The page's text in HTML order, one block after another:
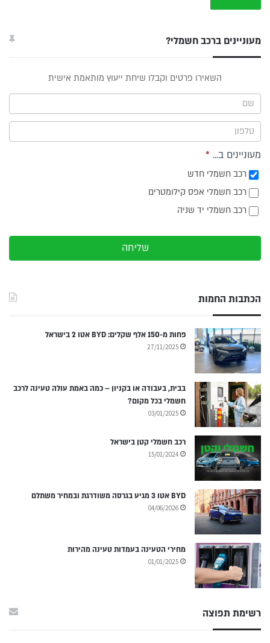
מעוניינים ברכב חשמלי?
תפריט
צד
השאירו פרטים וקבלו שיחת ייעוץ מותאמת אישית
מעוניינים ב... *
רכב חשמלי חדש
רכב חשמלי אפס קילומטרים
רכב חשמלי יד שניה
שליחה
הכתבות החמות
פחות מ-150 אלף שקלים: BYD אטו 2 בישראל
27/11/2025
בבית, בעבודה או בקניון – כמה באמת עולה טעינה לרכב
חשמלי בכל מקום?
03/01/2025
רכב חשמלי קטן בישראל
15/01/2024
BYD אטו 3 מגיע בגרסה משודרגת ובמחיר משתלם
04/06/2026
מחירי הטעינה בעמדות טעינה מהירות
01/01/2025
רשימת תפוצה